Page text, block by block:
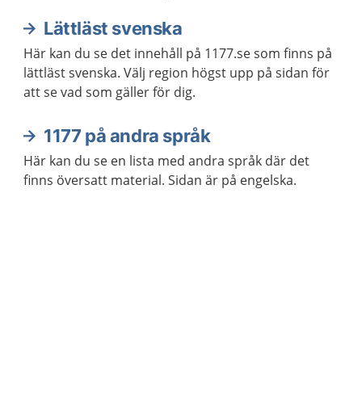
Lättläst svenska
Här kan du se det innehåll på 1177.se som finns på
lättläst svenska. Välj region högst upp på sidan för
att se vad som gäller för dig.
1177 på andra språk
Här kan du se en lista med andra språk där det
finns översatt material. Sidan är på engelska.